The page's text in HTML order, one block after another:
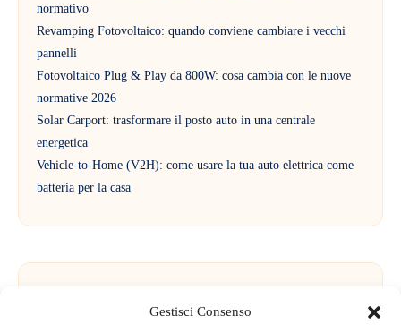
Gestisci Consenso
normativo
Revamping Fotovoltaico: quando conviene cambiare i vecchi
pannelli
Fotovoltaico Plug & Play da 800W: cosa cambia con le nuove
normative 2026
Solar Carport: trasformare il posto auto in una centrale
energetica
Vehicle-to-Home (V2H): come usare la tua auto elettrica come
batteria per la casa
Commenti recenti